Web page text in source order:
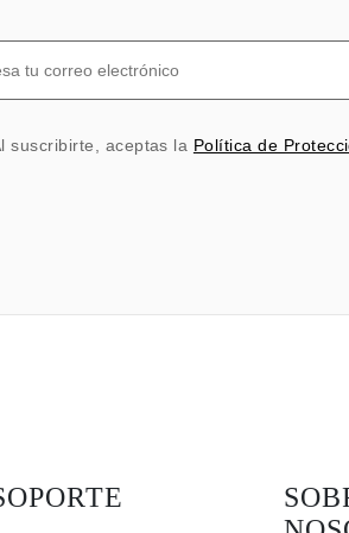
suscribirte, aceptas la Política de